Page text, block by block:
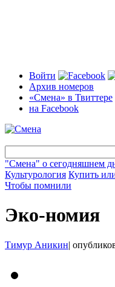
Войти
Архив номеров
«Смена» в Твиттере
на Facebook
"Смена" о сегодняшнем
Культурология Купить
Чтобы помнили
Эко-номия
Тимур Аникин|